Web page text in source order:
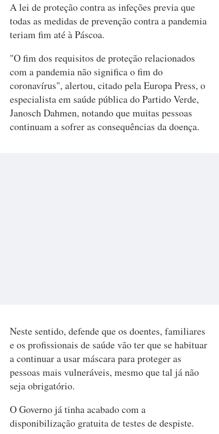
A lei de proteção contra as infeções previa que
todas as medidas de prevenção contra a pandemia
teriam fim até à Páscoa.
"O fim dos requisitos de proteção relacionados
com a pandemia não significa o fim do
coronavírus", alertou, citado pela Europa Press, o
especialista em saúde pública do Partido Verde,
Janosch Dahmen, notando que muitas pessoas
continuam a sofrer as consequências da doença.
Neste sentido, defende que os doentes, familiares
e os profissionais de saúde vão ter que se habituar
a continuar a usar máscara para proteger as
pessoas mais vulneráveis, mesmo que tal já não
seja obrigatório.
O Governo já tinha acabado com a
disponibilização gratuita de testes de despiste.